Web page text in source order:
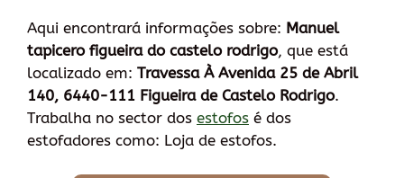
Aqui encontrará informações sobre: Manuel
tapicero figueira do castelo rodrigo, que está
localizado em: Travessa À Avenida 25 de Abril
140, 6440-111 Figueira de Castelo Rodrigo.
Trabalha no sector dos estofos é dos
estofadores como: Loja de estofos.